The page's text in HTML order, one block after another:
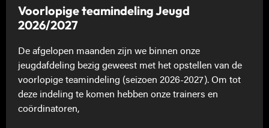
Voorlopige teamindeling Jeugd
2026/2027
De afgelopen maanden zijn we binnen onze
jeugdafdeling bezig geweest met het opstellen van de
voorlopige teamindeling (seizoen 2026-2027). Om tot
deze indeling te komen hebben onze trainers en
coördinatoren,